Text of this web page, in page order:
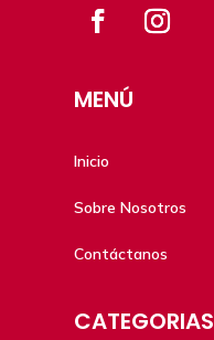
MENÚ
Inicio
Sobre Nosotros
Contáctanos
CATEGORIAS